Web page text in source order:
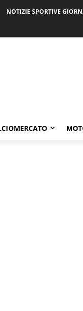
NOTIZIE SPORTIVE